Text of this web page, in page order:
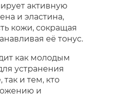
активную
и эластина,
кожи, сокращая
её тонус.
как молодым
устранения
так и тем, кто
и